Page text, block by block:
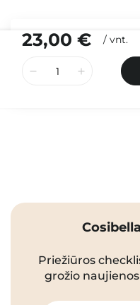
23,00 € / vnt.
Priežiūros
grožio